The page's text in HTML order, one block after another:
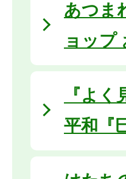
あつま
ョップ
『よ
平和『